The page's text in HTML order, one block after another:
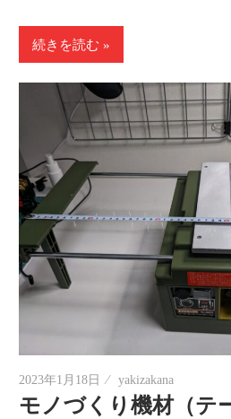
へ
発
信
続きを読む
2023年1月18日 yakizakana
モノづくり機材（テ